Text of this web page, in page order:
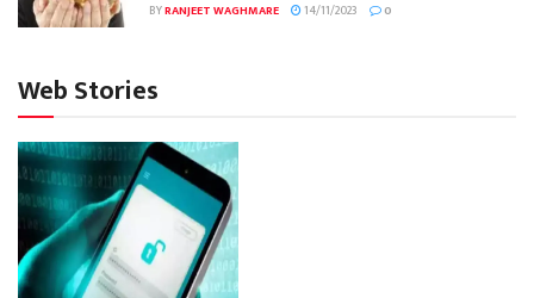
BYRANJEET WAGHMARE 14/11/2023 0
Web Stories